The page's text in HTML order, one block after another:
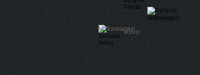
Volkswagen
Volvo